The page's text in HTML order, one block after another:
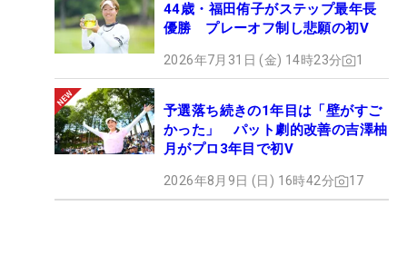
44歳・福田侑子がステップ最年長
優勝 プレーオフ制し悲願の初V
2026年7月31日 (金) 14時23分 1
予選落ち続きの1年目は「壁がすご
かった」 パット劇的改善の吉澤柚
月がプロ3年目で初V
2026年8月9日 (日) 16時42分 17